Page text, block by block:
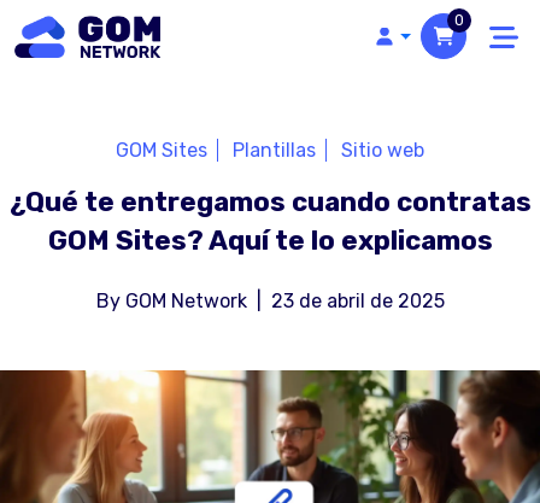
0
¿Qué te entregamos cuando contratas
GOM Sites? Aquí te lo explicamos
GOM Sites Plantillas Sitio web
By GOM Network 23 de abril de 2025